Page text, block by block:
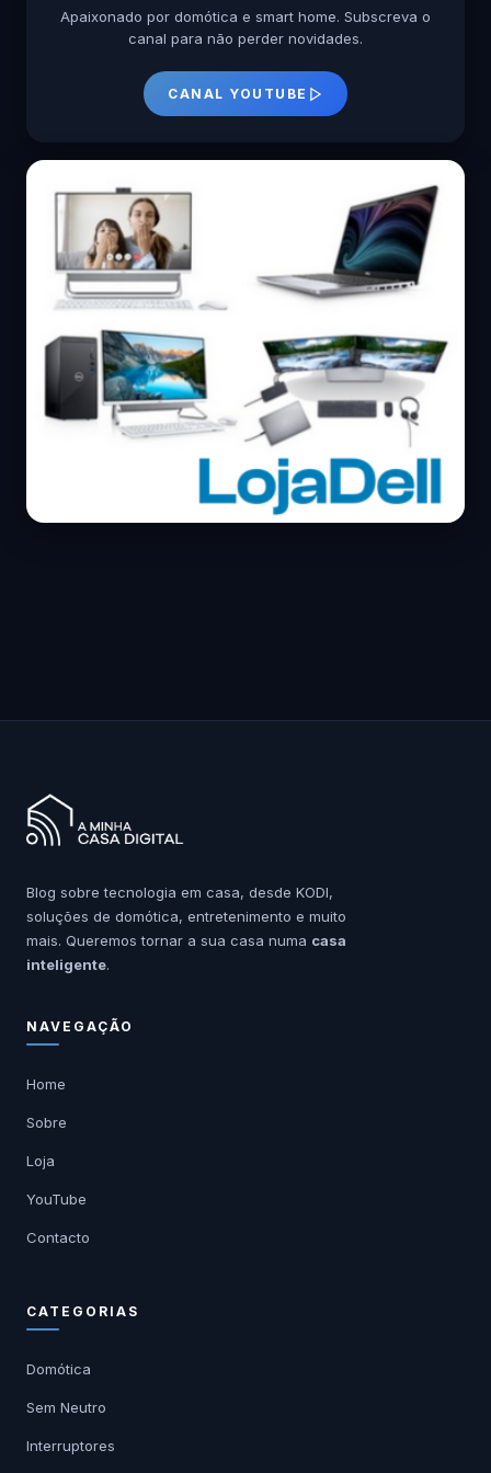
Apaixonado por domótica e smart home. Subscreva o
canal para não perder novidades.
CANAL YOUTUBE
Blog sobre tecnologia em casa, desde KODI,
soluções de domótica, entretenimento e muito
mais. Queremos tornar a sua casa numa casa
inteligente.
NAVEGAÇÃO
Home
Sobre
Loja
YouTube
Contacto
CATEGORIAS
Domótica
Sem Neutro
Interruptores